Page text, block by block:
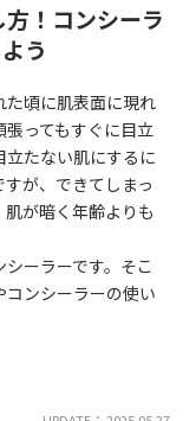
！コンシーラ
う
た頃に肌表面に現れ
ってもすぐに目立
たない肌にするに
が、できてしまっ
が暗く年齢よりも
ーラーです。そこ
ンシーラーの使い